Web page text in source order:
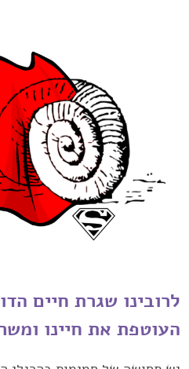
לרובינו שגרת חיים
העוטפת את חיינו